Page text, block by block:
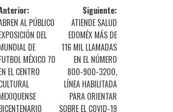
AL PÚBLICO
DEL
DE
MÉXICO 70
EL CENTRO
Siguiente:
ATIENDE SALUD
EDOMÉX MÁS DE
116 MIL LLAMADAS
EN EL NÚMERO
800-900-3200,
LÍNEA HABILITADA
PARA ORIENTAR
SOBRE EL COVID-19